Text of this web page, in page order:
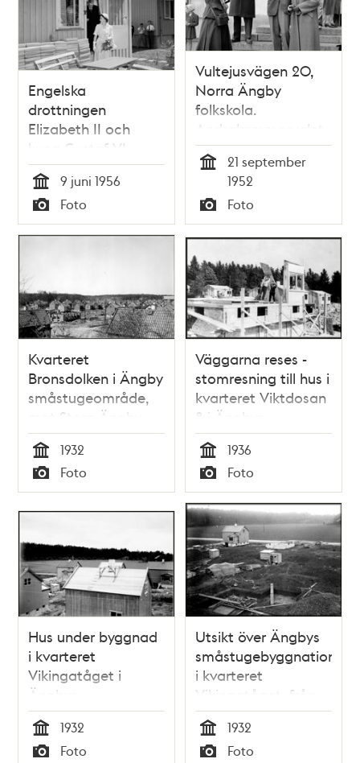
Engelska
drottningen
Elizabeth II och
kung Gustaf VI
Adolf besöker
familjen Larsson i
Norra Ängby
Tid
9 juni 1956
Typ
Foto
Vultejusvägen 20,
Norra Ängby
folkskola.
Andrakammarvalet
1952. Utdelning av
valsedlar till
landslagskapten
Rune Larsson med
fru Maj-Britt
21 september
1952
Typ
Foto
Kvarteret
Bronsdolken i Ängby
småstugeområde,
mot Stora Ängby
gård
Tid
1932
Typ
Foto
Väggarna reses -
stomresning till hus i
kvarteret Viktdosan
8 i Ängbys
småstugeområde
Tid
1936
Typ
Foto
Hus under byggnad
i kvarteret
Vikingatåget i
Ängbys
småstugeområde
Tid
1932
Foto
Utsikt över Ängbys
småstugebyggnation
i kvarteret
Vikingatåget, från
kvarteret
Trädgårdsbacken 11
vid
Tid
1932
Foto